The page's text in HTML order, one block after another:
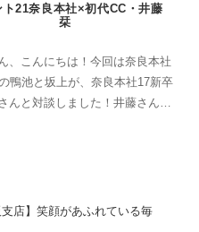
はご紹介いたします！〓〓前回
ト21奈良本社×初代CC・井藤
栞
、こんにちは！今回は奈良本社
鴨池と坂上が、奈良本社17新卒
んと対談しました！井藤さん
ブ事業部の事...
支店】笑顔があふれている毎